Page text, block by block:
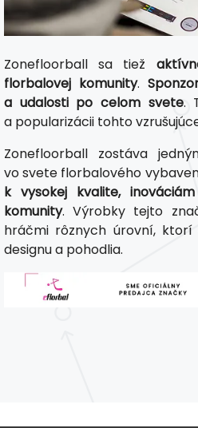
Zonefloorball sa tiež
florbalovej komunity.
a udalosti po celom svete.
a popularizácii tohto
Zonefloorball zostáva
vo svete florbalového
k vysokej kvalite,
komunity. Výrobky tejto
hráčmi rôznych úrovní, ktorí
designu a pohodlia.